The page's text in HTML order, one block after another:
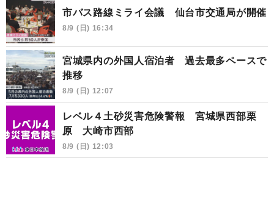
市バス路線ミライ会議 仙台市交通局が開催
8/9 (日) 16:34
宮城県内の外国人宿泊者 過去最多ペースで
推移
8/9 (日) 12:07
レベル４土砂災害危険警報 宮城県西部栗
原 大崎市西部
8/9 (日) 12:03